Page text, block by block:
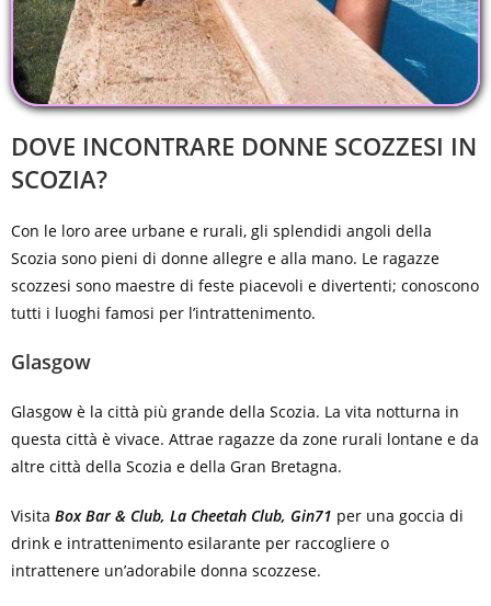
DOVE INCONTRARE DONNE SCOZZESI IN
SCOZIA?
Con le loro aree urbane e rurali, gli splendidi angoli della
Scozia sono pieni di donne allegre e alla mano. Le ragazze
scozzesi sono maestre di feste piacevoli e divertenti; conoscono
tutti i luoghi famosi per l’intrattenimento.
Glasgow
Glasgow è la città più grande della Scozia. La vita notturna in
questa città è vivace. Attrae ragazze da zone rurali lontane e da
altre città della Scozia e della Gran Bretagna.
Visita Box Bar & Club, La Cheetah Club, Gin71 per una goccia di
drink e intrattenimento esilarante per raccogliere o
intrattenere un’adorabile donna scozzese.